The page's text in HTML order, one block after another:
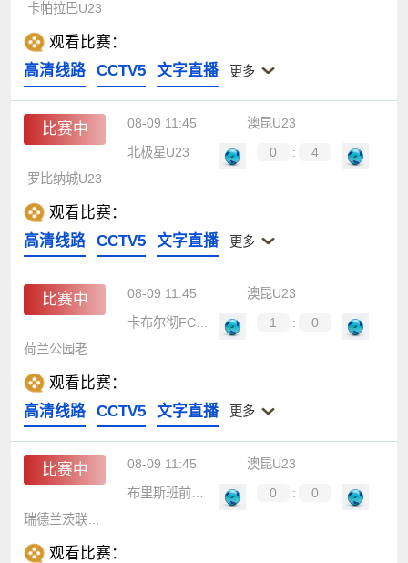
卡帕拉巴U23
观看比赛：
高清线路
CCTV5 文字直播 更多
比赛中 08-09 11:45
澳昆U23
北极星U23
0 :
4
罗比纳城U23
观看比赛：
高清线路
CCTV5 文字直播 更多
比赛中 08-09 11:45
澳昆U23
卡布尔彻FCU23
1 :
0
观看比赛：
高清线路
CCTV5 文字直播 更多
比赛中 08-09 11:45
澳昆U23
布里斯班前锋U23
0 :
0
观看比赛：